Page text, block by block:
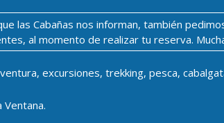
las Cabañas nos informan, también
al momento de realizar tu reserva.
excursiones, trekking, pesca,
Ventana.